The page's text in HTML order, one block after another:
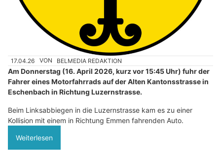
17.04.26 VON BELMEDIA REDAKTION
Am Donnerstag (16. April 2026, kurz vor 15:45 Uhr) fuhr der
Fahrer eines Motorfahrrads auf der Alten Kantonsstrasse in
Eschenbach in Richtung Luzernstrasse.
Beim Linksabbiegen in die Luzernstrasse kam es zu einer
Kollision mit einem in Richtung Emmen fahrenden Auto.
Weiterlesen